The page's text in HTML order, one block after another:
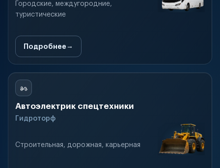
Городские, междугородние,
туристические
Подробнее
Автоэлектрик спецтехники
Гидроторф
Строительная, дорожная, карьерная